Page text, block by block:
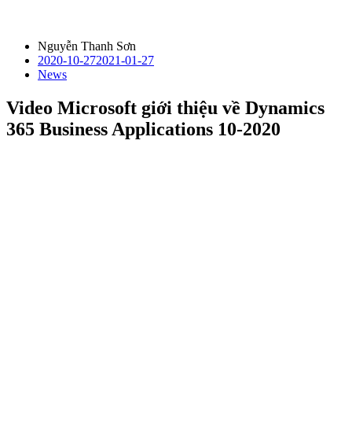
Nguyễn Thanh Sơn
2020-10-272021-01-27
News
Video Microsoft giới thiệu về Dynamics
365 Business Applications 10-2020